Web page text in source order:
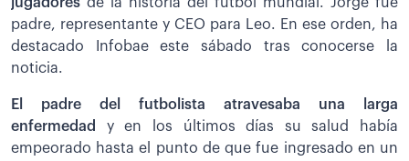
padre, representante y CEO para Leo. En ese orden, ha
destacado Infobae este sábado tras conocerse la
noticia.
El padre del futbolista atravesaba una larga
enfermedad y en los últimos días su salud había
empeorado hasta el punto de que fue ingresado en un